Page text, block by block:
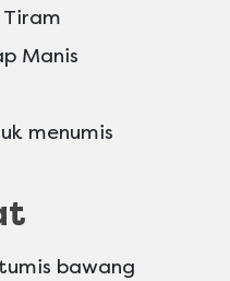
Tiram
Manis
menumis
bawang